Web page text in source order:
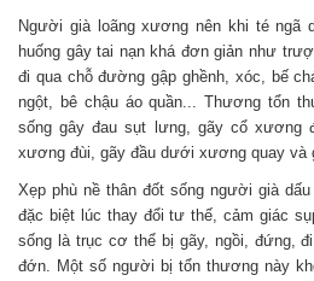
Người già loãng xương nên khi té ngã
huống gây tai nạn khá đơn giản như
đi qua chỗ đường gập ghềnh, xóc, bế
ngột, bê chậu áo quần... Thương tổn
sống gây đau sụt lưng, gãy cổ xương
xương đùi, gãy đầu dưới xương quay và
Xẹp phù nề thân đốt sống người già
đặc biệt lúc thay đổi tư thế, cảm giác
sống là trục cơ thể bị gãy, ngồi, đứng,
đớn. Một số người bị tổn thương này